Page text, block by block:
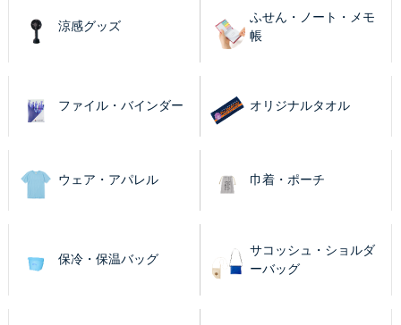
涼感グッズ
ふせん・ノート・メモ
帳
ファイル・バインダー オリジナルタオル
ウェア・アパレル 巾着・ポーチ
保冷・保温バッグ
サコッシュ・ショルダ
ーバッグ